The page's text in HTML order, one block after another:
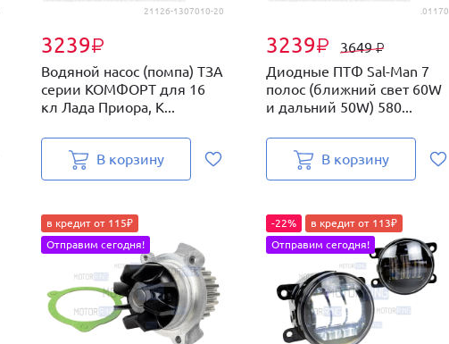
21126-1307010-20
3239₽
Водяной насос (помпа) ТЗА
серии КОМФОРТ для 16
кл Лада Приора, К...
В корзину
.01170
3239₽ 3649₽
Диодные ПТФ Sal-Man 7
полос (ближний свет 60W
и дальний 50W) 580...
В корзину
в кредит от 115₽
Отправим сегодня!
-22%
в кредит от 113₽
Отправим сегодня!